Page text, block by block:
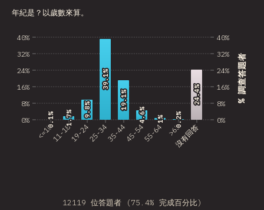
Uruguay
Vietnam
Lithuania
Estonia
Egypt
Dominican Republic
年紀是？以歲數來算。
0%
8%
16%
24%
32%
40%
% 調查答題者
<=1011-1819-2425-3435-4445-5455-64 >65
沒有回答
0%
8%
16%
24%
32%
40%
0.1%
0.1% 1.7%
1.7% 9.8%
9.8%
39.1%
39.1%
19.1%
19.1%
4.6%
4.6% 1%
1% 0.2%
0.2%
24.4%
24.4%
12119 位答題者 (75.4% 完成百分比)